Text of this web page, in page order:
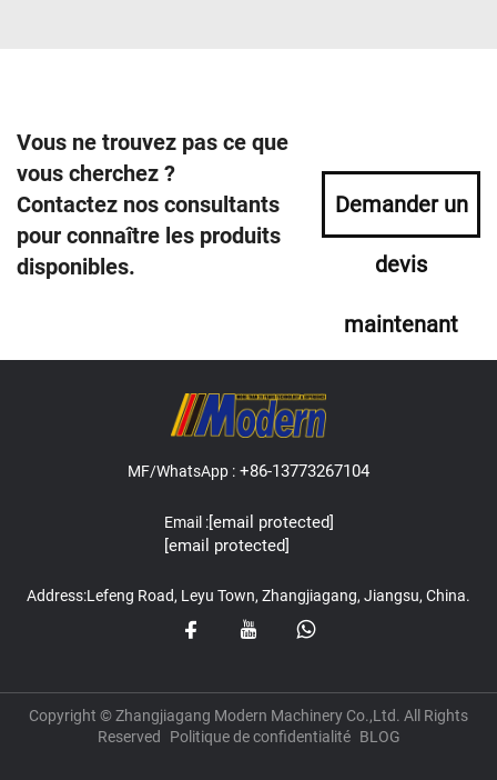
Vous ne trouvez pas ce que
vous cherchez ?
Contactez nos consultants
pour connaître les produits
disponibles.
Demander un
devis
maintenant
MF/WhatsApp : +86-13773267104
Email :[email protected]
[email protected]
Address:Lefeng Road, Leyu Town, Zhangjiagang, Jiangsu, China.
Copyright © Zhangjiagang Modern Machinery Co.,Ltd. All Rights
Reserved
Politique de confidentialité BLOG